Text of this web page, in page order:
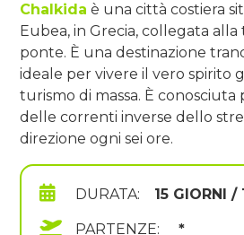
Chalkida è una città costiera
Eubea, in Grecia, collegata
ponte. È una destinazione
ideale per vivere il vero spirito
turismo di massa. È
delle correnti inverse dello
direzione ogni sei ore.
DURATA: 15 GIORNI /
PARTENZE: *